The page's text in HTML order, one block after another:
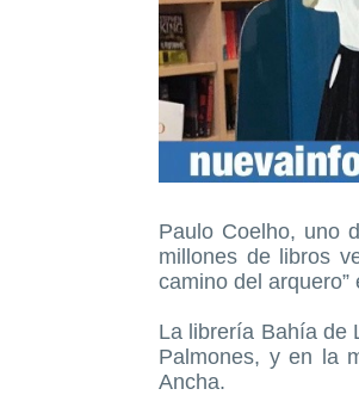
Paulo Coelho, uno
millones de libros
camino del
La librería Bahía de
Palmones, y en la
Ancha.